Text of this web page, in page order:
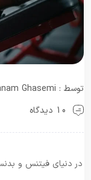
توسط : Ghasemi
10 دیدگاه
در دنیای فیتنس و